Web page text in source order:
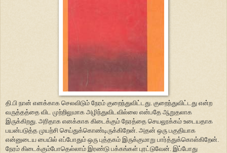
தி.பி நான் எனக்காக செலவிடும் நேரம் குறைந்துவிட்டது. குறைந்துவிட்டது என்ற
வருத்தத்தை விட முற்றிலுமாக அழிந்துவிடவில்லை என்பதே ஆறுதலாக
இருக்கிறது. அரிதாக எனக்காக கிடைக்கும் நேரத்தை செயலூக்கம் உடையதாக
பயன்படுத்த முயற்சி செய்துக்கொண்டிருக்கிறேன். அதன் ஒரு பகுதியாக
என்னுடைய பையில் எப்போதும் ஒரு புத்தகம் இருக்குமாறு பார்த்துக்கொள்கிறேன்.
நேரம் கிடைக்கும்போதெல்லாம் இரண்டு பக்கங்கள் புரட்டுவேன். இப்போது